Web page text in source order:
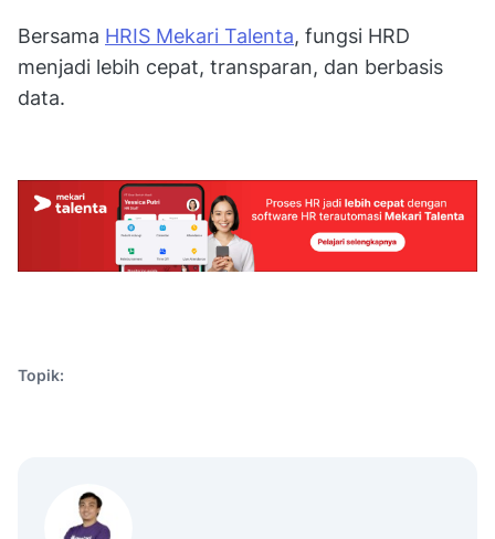
Bersama HRIS Mekari Talenta, fungsi HRD
menjadi lebih cepat, transparan, dan berbasis
data.
Topik: